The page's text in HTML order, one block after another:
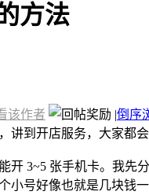
方法
该作者 |倒序
讲到开店服务，大家都
开 3~5 张手机卡。我
小号好像也就是几块钱